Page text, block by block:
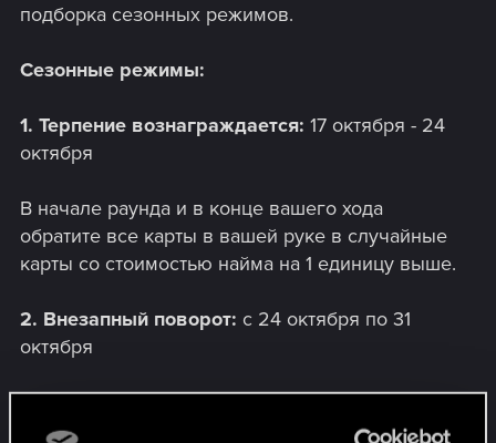
подборка сезонных режимов.
Сезонные режимы:
1. Терпение вознаграждается: 17 октября - 24
октября
В начале раунда и в конце вашего хода
обратите все карты в вашей руке в случайные
карты со стоимостью найма на 1 единицу выше.
2. Внезапный поворот: с 24 октября по 31
октября
В начале игры обратите все ваши карты в
другие карты той же фракции и редкости,